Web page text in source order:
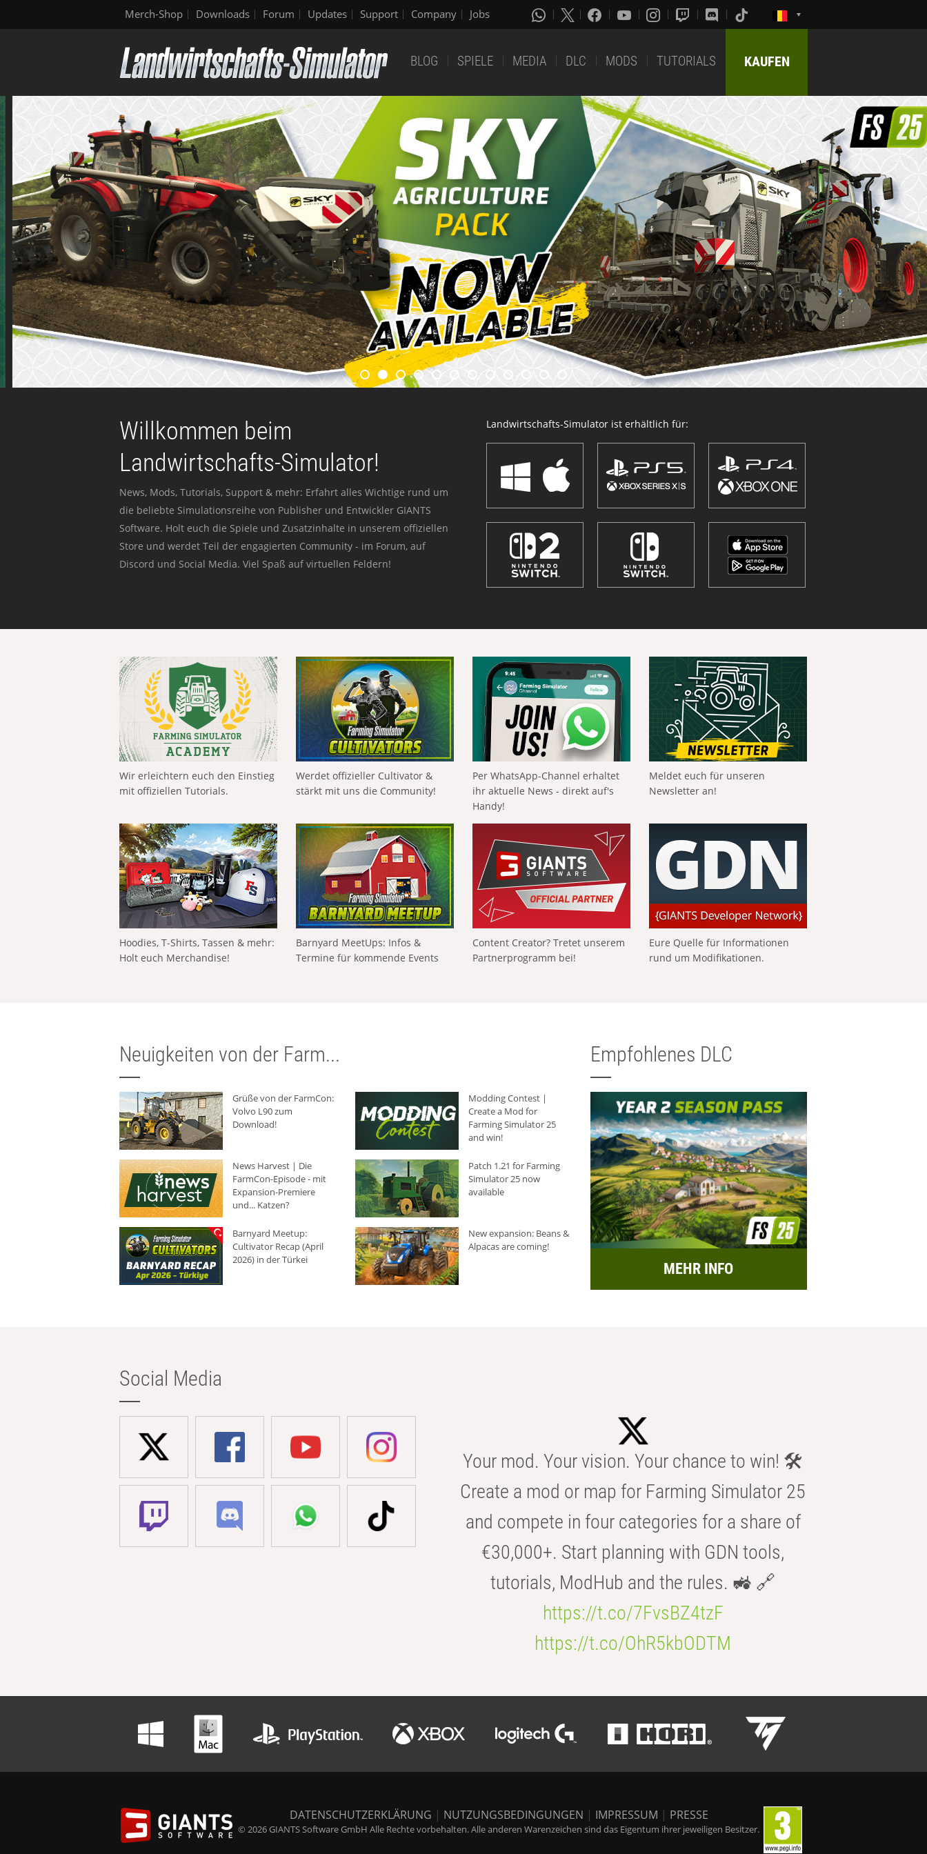
Merch-Shop Downloads Forum Updates Support Company Jobs
BLOG SPIELE MEDIA DLC MODS TUTORIALS KAUFEN
Willkommen beim
Landwirtschafts-Simulator!
News, Mods, Tutorials, Support & mehr: Erfahrt alles Wichtige rund um
die beliebte Simulationsreihe von Publisher und Entwickler GIANTS
Software. Holt euch die Spiele und Zusatzinhalte in unserem offiziellen
Store und werdet Teil der engagierten Community - im Forum, auf
Discord und Social Media. Viel Spaß auf virtuellen Feldern!
Landwirtschafts-Simulator ist erhältlich für:
Wir erleichtern euch den Einstieg
mit offiziellen Tutorials.
Werdet offizieller Cultivator &
stärkt mit uns die Community!
Per WhatsApp-Channel erhaltet
ihr aktuelle News - direkt auf's
Handy!
Meldet euch für unseren
Newsletter an!
Hoodies, T-Shirts, Tassen & mehr:
Holt euch Merchandise!
Barnyard MeetUps: Infos &
Termine für kommende Events
Content Creator? Tretet unserem
Partnerprogramm bei!
Eure Quelle für Informationen
rund um Modifikationen.
Neuigkeiten von der Farm...
Grüße von der FarmCon:
Volvo L90 zum
Download!
Modding Contest |
Create a Mod for
Farming Simulator 25
and win!
News Harvest | Die
FarmCon-Episode - mit
Expansion-Premiere
und... Katzen?
Patch 1.21 for Farming
Simulator 25 now
available
Barnyard Meetup:
Cultivator Recap (April
2026) in der Türkei
New expansion: Beans &
Alpacas are coming!
Empfohlenes DLC
MEHR INFO
Social Media
Your mod. Your vision. Your chance to win! 🛠️
Create a mod or map for Farming Simulator 25
and compete in four categories for a share of
€30,000+. Start planning with GDN tools,
tutorials, ModHub and the rules. 🚜 🔗
https://t.co/7FvsBZ4tzF
https://t.co/OhR5kbODTM
DATENSCHUTZERKLÄRUNG | NUTZUNGSBEDINGUNGEN | IMPRESSUM | PRESSE
© 2026 GIANTS Software GmbH Alle Rechte vorbehalten. Alle anderen Warenzeichen sind das Eigentum ihrer jeweiligen Besitzer.